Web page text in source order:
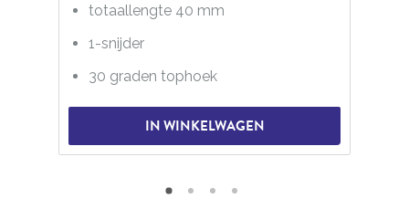
totaallengte 40 mm
1-snijder
30 graden tophoek
IN WINKELWAGEN